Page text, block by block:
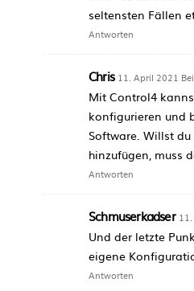
seltensten Fällen
Antworten
Chris 11. April 2021
Mit Control4
konfigurieren und
Software. Willst
hinzufügen, muss
Antworten
Schmuserkadser
Und der letzte
eigene
Antworten